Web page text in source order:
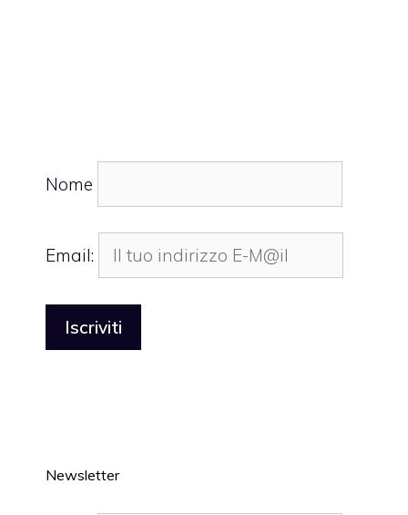
Nome
Email:
Newsletter